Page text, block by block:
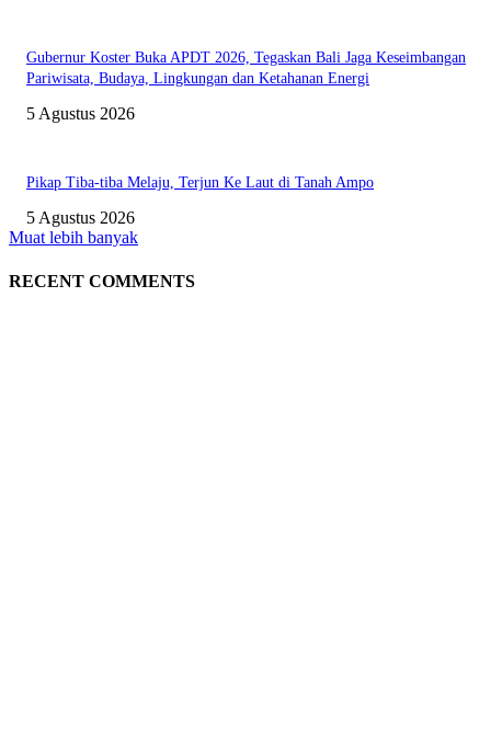
Gubernur Koster Buka APDT 2026, Tegaskan Bali Jaga Keseimbangan
Pariwisata, Budaya, Lingkungan dan Ketahanan Energi
5 Agustus 2026
Pikap Tiba-tiba Melaju, Terjun Ke Laut di Tanah Ampo
5 Agustus 2026
Muat lebih banyak
RECENT COMMENTS